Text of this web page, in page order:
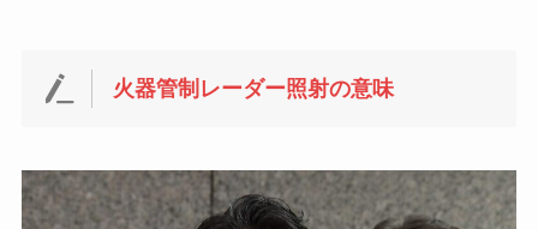
火器管制レーダー照射の意味